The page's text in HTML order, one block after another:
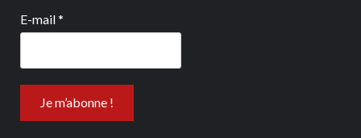
E-mail*